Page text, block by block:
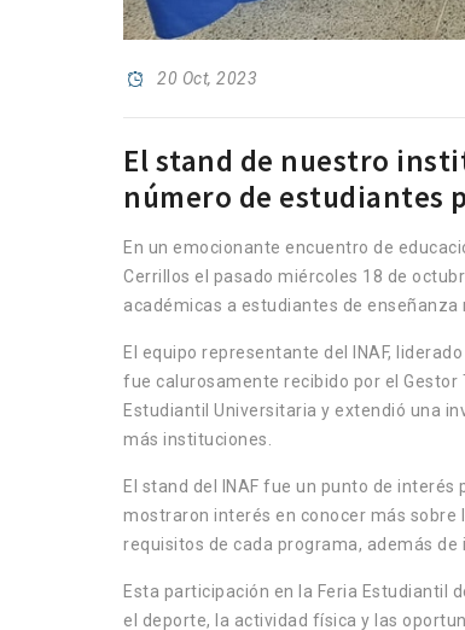
20 Oct, 2023
El stand de nuestro
número de estudiantes
En un emocionante encuentro de
Cerrillos el pasado miércoles 18 de
académicas a estudiantes de enseñanza
El equipo representante del INAF,
fue calurosamente recibido por el Gestor
Estudiantil Universitaria y extendió una
más instituciones.
El stand del INAF fue un punto de
mostraron interés en conocer más
requisitos de cada programa, además
Esta participación en la Feria Estudiantil
el deporte, la actividad física y las